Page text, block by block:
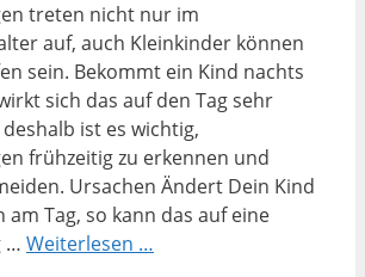
treten nicht nur im
auf, auch Kleinkinder können
sein. Bekommt ein Kind nachts
sich das auf den Tag sehr
ist es wichtig,
frühzeitig zu erkennen und
Ursachen Ändert Dein Kind
am Tag, so kann das auf eine
… Weiterlesen …